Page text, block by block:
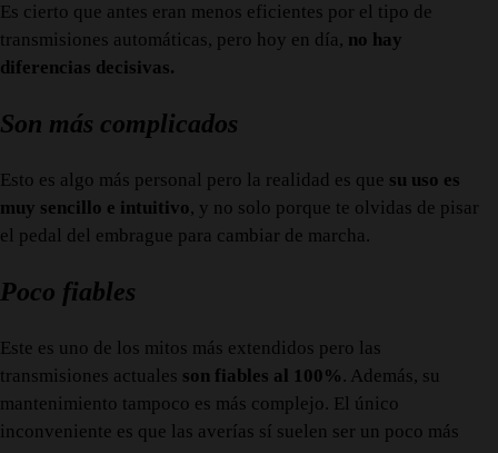
Es cierto que antes eran menos eficientes por el tipo de
transmisiones automáticas, pero hoy en día, no hay
diferencias decisivas.
Son más complicados
Esto es algo más personal pero la realidad es que su uso es
muy sencillo e intuitivo, y no solo porque te olvidas de pisar
el pedal del embrague para cambiar de marcha.
Poco fiables
Este es uno de los mitos más extendidos pero las
transmisiones actuales son fiables al 100% . Además, su
mantenimiento tampoco es más complejo. El único
inconveniente es que las averías sí suelen ser un poco más